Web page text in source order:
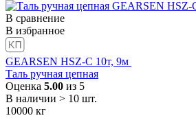
В сравнение
В избранное
GEARSEN HSZ-C 10т, 9м
Таль ручная цепная
Оценка 5.00 из 5
В наличии > 10 шт.
10000 кг